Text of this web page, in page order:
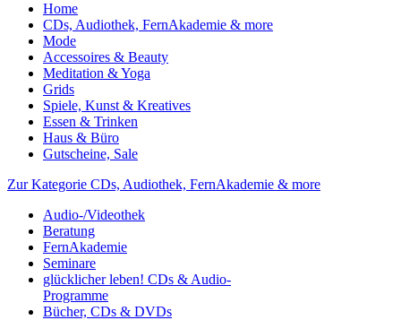
Home
CDs, Audiothek, FernAkademie & more
Mode
Accessoires & Beauty
Meditation & Yoga
Grids
Spiele, Kunst & Kreatives
Essen & Trinken
Haus & Büro
Gutscheine, Sale
Zur Kategorie CDs, Audiothek, FernAkademie & more
Audio-/Videothek
Beratung
FernAkademie
Seminare
glücklicher leben! CDs & Audio-
Programme
Bücher, CDs & DVDs